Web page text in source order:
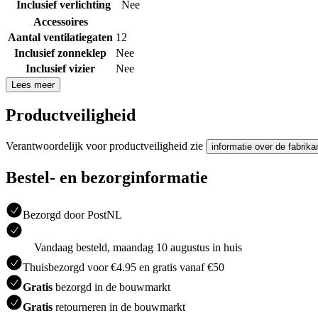
Inclusief verlichting
Nee
Accessoires
Aantal ventilatiegaten 12
Inclusief zonneklep
Nee
Inclusief vizier
Nee
Lees meer
Productveiligheid
Verantwoordelijk voor productveiligheid zie informatie over de
Bestel- en bezorginformatie
Bezorgd door PostNL
Vandaag besteld, maandag 10 augustus in huis
Thuisbezorgd voor €4.95 en gratis vanaf €50
Gratis bezorgd in de bouwmarkt
Gratis retourneren in de bouwmarkt